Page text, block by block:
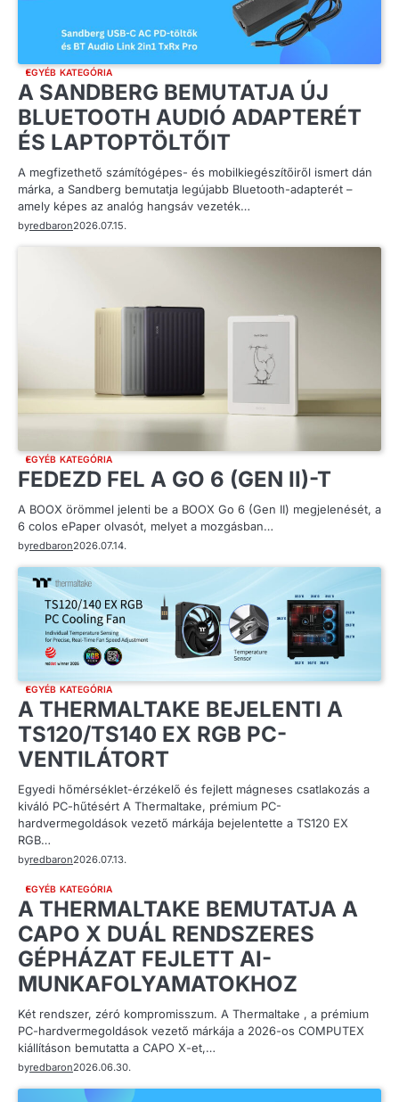
EGYÉB KATEGÓRIA
A SANDBERG BEMUTATJA ÚJ
BLUETOOTH AUDIÓ ADAPTERÉT
ÉS LAPTOPTÖLTŐIT
A megfizethető számítógépes- és mobilkiegészítőiről ismert dán
márka, a Sandberg bemutatja legújabb Bluetooth-adapterét –
amely képes az analóg hangsáv vezeték…
byredbaron2026.07.15.
EGYÉB KATEGÓRIA
FEDEZD FEL A GO 6 (GEN II)-T
A BOOX örömmel jelenti be a BOOX Go 6 (Gen II) megjelenését, a
6 colos ePaper olvasót, melyet a mozgásban…
byredbaron2026.07.14.
EGYÉB KATEGÓRIA
A THERMALTAKE BEJELENTI A
TS120/TS140 EX RGB PC-
VENTILÁTORT
Egyedi hőmérséklet-érzékelő és fejlett mágneses csatlakozás a
kiváló PC-hűtésért A Thermaltake, prémium PC-
hardvermegoldások vezető márkája bejelentette a TS120 EX
RGB…
byredbaron2026.07.13.
EGYÉB KATEGÓRIA
A THERMALTAKE BEMUTATJA A
CAPO X DUÁL RENDSZERES
GÉPHÁZAT FEJLETT AI-
MUNKAFOLYAMATOKHOZ
Két rendszer, zéró kompromisszum. A Thermaltake , a prémium
PC-hardvermegoldások vezető márkája a 2026-os COMPUTEX
kiállításon bemutatta a CAPO X-et,…
byredbaron2026.06.30.